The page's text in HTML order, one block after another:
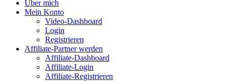
Über mich
Mein Konto
Video-Dashboard
Login
Registrieren
Affiliate-Partner werden
Affiliate-Dashboard
Affiliate-Login
Affiliate-Registrieren